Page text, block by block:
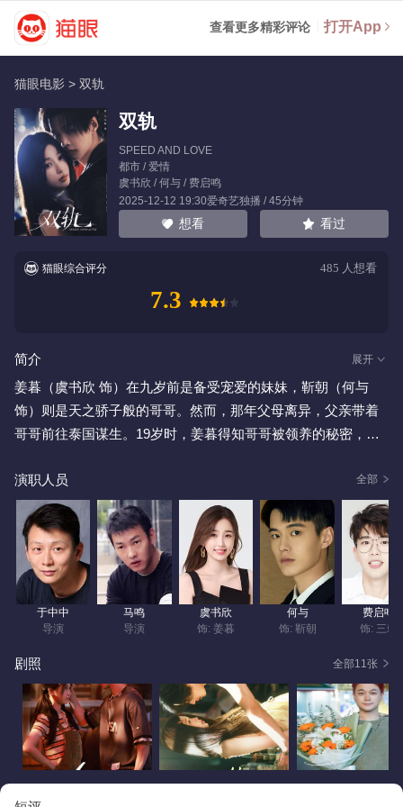
查看更多精彩评论 打开App
猫眼电影 >双轨
双轨
SPEED AND LOVE
都市 / 爱情
虞书欣 /何与/ 费启鸣
2025-12-12 19:30爱奇艺独播 / 45分钟
想看 看过
猫眼综合评分 485 人想看
7.3
简介 展开
姜暮（虞书欣 饰）在九岁前是备受宠爱的妹妹，靳朝（何与
饰）则是天之骄子般的哥哥。然而，那年父母离异，父亲带着
哥哥前往泰国谋生。19岁时，姜暮得知哥哥被领养的秘密，于
已改变，成了一个带着市井锋芒的修车工，不仅在地下拳场打
拳，还参与黑市赛车，身处她完全陌生且危机四伏的世界。从
彼此陌生到成为恋人，他们在光明与黑暗之间双向奔赴。该剧
改编自时玖远所著小说《双轨》。
演职人员 全部
于中中
导演
马鸣
导演
虞书欣
饰: 姜暮
何与
饰: 靳朝
费启鸣
饰: 三赖
剧照 全部11张